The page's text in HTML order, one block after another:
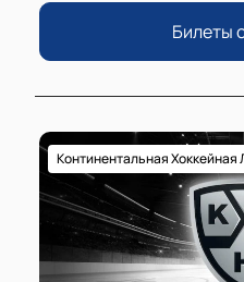
Билеты
Континентальная Хоккейная